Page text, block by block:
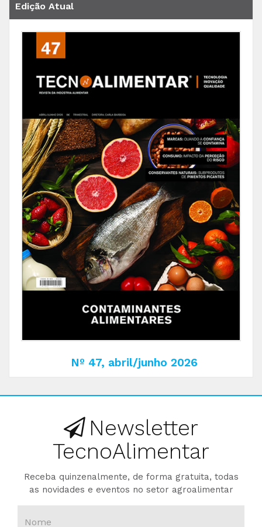
Edição Atual
Nº 47, abril/junho 2026
Newsletter
TecnoAlimentar
Receba quinzenalmente, de forma gratuita, todas
as novidades e eventos no setor agroalimentar